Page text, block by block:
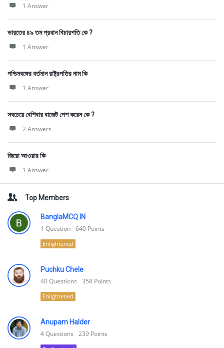
1 Answer
ভারতের ৪৯ তম প্রধান বিচারপতি কে ?
1 Answer
পশ্চিমবঙ্গের বর্তমান রাষ্ট্রপতির নাম কি
1 Answer
সবচেয়ে বেশিবার বাজেট পেশ করেন কে ?
2 Answers
জিরো আওয়ার কি
1 Answer
Top Members
BanglaMCQ IN
1 Question 640 Points
Enlightened
Puchku Chele
40Questions 358 Points
Enlightened
Anupam Halder
4Questions 239 Points